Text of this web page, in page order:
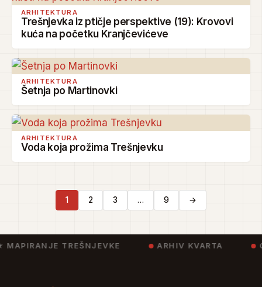
ARHITEKTURA
Trešnjevka iz ptičje perspektive (19): Krovovi
kuća na početku Kranjčevićeve
ARHITEKTURA
Šetnja po Martinovki
ARHITEKTURA
Voda koja prožima Trešnjevku
1 2 3 … 9 →
MAPIRANJE TREŠNJEVKE ARHIV KVARTA